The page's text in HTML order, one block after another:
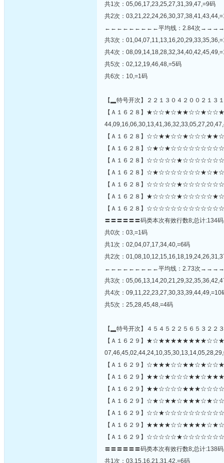
共1次：05,06,17,23,25,27,31,39,47,=9码
共2次：
←←←←←←←←←平均线：2.84次
共3次：
共4次：
共5次：02,12,19,46,48,=5码
共6次：10,=1码
【▂特号开次】２２１３０４２００２１３
【Ａ１６２８】
【Ａ１６２８】
【Ａ１６２８】
【Ａ１６２８】
【Ａ１６２８】
【Ａ１６２８】
【Ａ１６２８】
【Ａ１６２８】
〓〓〓〓〓〓码类本次有效行数8;总计:134
共0次：03,=1码
共1次：02,04,07,17,34,40,=6码
共2次：
←←←←←←←←←平均线：2.73次
共3次：
共4次：09,11,22,23,27,30,33,39,44,49,=10
共5次：25,28,45,48,=4码
【▂特号开次】４５４５２２５６５３２２
【Ａ１６２９】
【Ａ１６２９】
【Ａ１６２９】
【Ａ１６２９】
【Ａ１６２９】
【Ａ１６２９】
【Ａ１６２９】
【Ａ１６２９】
〓〓〓〓〓〓码类本次有效行数8;总计:138
共1次：03,15,16,21,31,42,=6码